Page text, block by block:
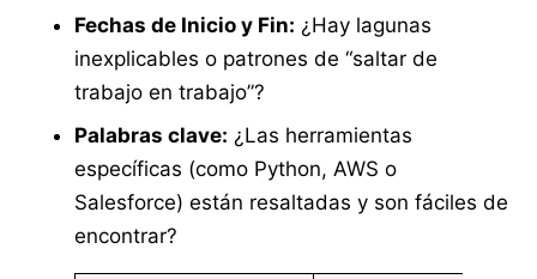
Fechas de Inicio y Fin: ¿Hay lagunas
inexplicables o patrones de “saltar de
trabajo en trabajo”?
Palabras clave: ¿Las herramientas
específicas (como Python, AWS o
Salesforce) están resaltadas y son fáciles de
encontrar?